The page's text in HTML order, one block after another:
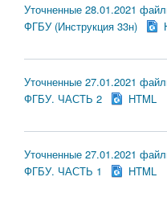
Уточненные 28.01.2021
ФГБУ (Инструкция 33н)
Уточненные 27.01.2021
ФГБУ. ЧАСТЬ 2
HTML
Уточненные 27.01.2021
ФГБУ. ЧАСТЬ 1
HTML